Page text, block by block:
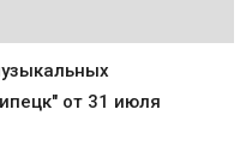
от 31 июля